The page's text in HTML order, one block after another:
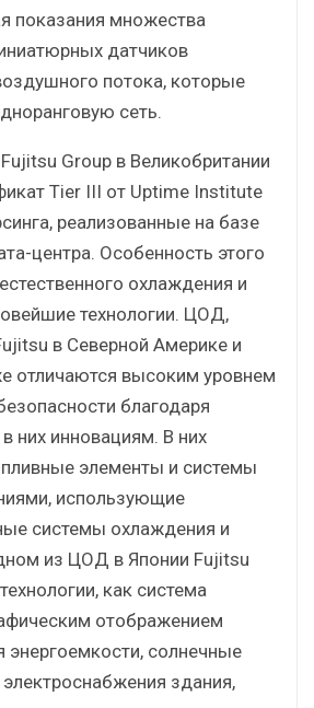
показания множества
датчиков
потока, которые
сеть.
Group в Великобритании
Tier III от Uptime Institute
реализованные на базе
центра. Особенность этого
охлаждения и
технологии. ЦОД,
в Северной Америке и
отличаются высоким уровнем
благодаря
них инновациям. В них
элементы и системы
использующие
системы охлаждения и
из ЦОД в Японии Fujitsu
как система
отображением
энергоемкости, солнечные
здания,